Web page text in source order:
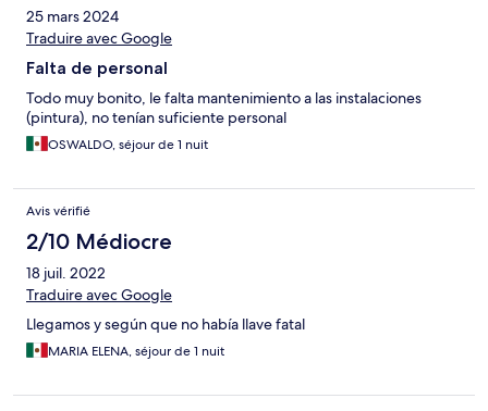
25 mars 2024
Traduire avec Google
Falta de personal
Todo muy bonito, le falta mantenimiento a las instalaciones
(pintura), no tenían suficiente personal
OSWALDO, séjour de 1 nuit
Avis vérifié
2/10 Médiocre
18 juil. 2022
Traduire avec Google
Llegamos y según que no había llave fatal
MARIA ELENA, séjour de 1 nuit